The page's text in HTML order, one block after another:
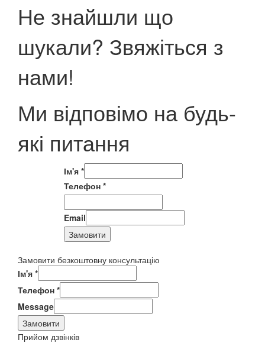
Не знайшли що
шукали? Звяжіться з
нами!
Ми відповімо на будь-
які питання
Ім'я *
Телефон *
Email
Замовити
Замовити безкоштовну консультацію
Ім'я *
Телефон *
Message
Замовити
Прийом дзвінків